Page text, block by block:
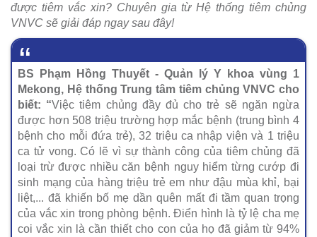
được tiêm vắc xin? Chuyên gia từ Hệ thống tiêm chủng
VNVC sẽ giải đáp ngay sau đây!
BS Phạm Hồng Thuyết - Quản lý Y khoa vùng 1
Mekong, Hệ thống Trung tâm tiêm chủng VNVC cho
biết: “Việc tiêm chủng đầy đủ cho trẻ sẽ ngăn ngừa
được hơn 508 triệu trường hợp mắc bệnh (trung bình 4
bệnh cho mỗi đứa trẻ), 32 triệu ca nhập viện và 1 triệu
ca tử vong. Có lẽ vì sự thành công của tiêm chủng đã
loại trừ được nhiều căn bệnh nguy hiểm từng cướp đi
sinh mạng của hàng triệu trẻ em như đậu mùa khỉ, bại
liệt,... đã khiến bố mẹ dần quên mất đi tầm quan trọng
của vắc xin trong phòng bệnh. Điển hình là tỷ lệ cha mẹ
coi vắc xin là cần thiết cho con của họ đã giảm từ 94%